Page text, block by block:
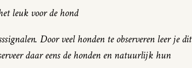
leuk voor de hond
Door veel honden te observeren leer je dit
daar eens de honden en natuurlijk hun